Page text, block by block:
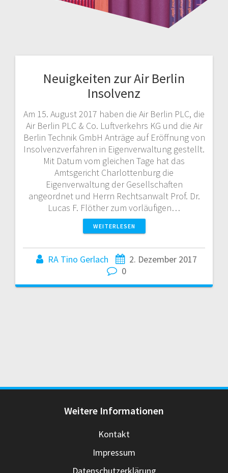
Neuigkeiten zur Air Berlin
Insolvenz
Am 15. August 2017 haben die Air Berlin PLC, die
Air Berlin PLC & Co. Luftverkehrs KG und die Air
Berlin Technik GmbH Anträge auf Eröffnung von
Insolvenzverfahren in Eigenverwaltung gestellt.
Mit Datum vom gleichen Tage hat das
Amtsgericht Charlottenburg die
Eigenverwaltung der Gesellschaften
angeordnet und Herrn Rechtsanwalt Prof. Dr.
Lucas F. Flöther zum vorläufigen…
WEITERLESEN
RA Tino Gerlach
2. Dezember 2017
0
Weitere Informationen
Kontakt
Impressum
Datenschutzerklärung